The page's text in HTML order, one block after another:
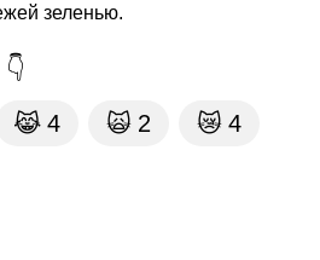
зеленью.
😹 4 🙀 2 😿 4